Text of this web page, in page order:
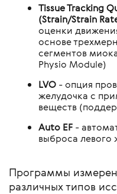
Tissue Tracking
(Strain/Strain
оценки
основе
сегментов
Physio Module)
LVO - опция
желудочка с
веществ
Auto EF -
выброса левого
Программы
различных типов